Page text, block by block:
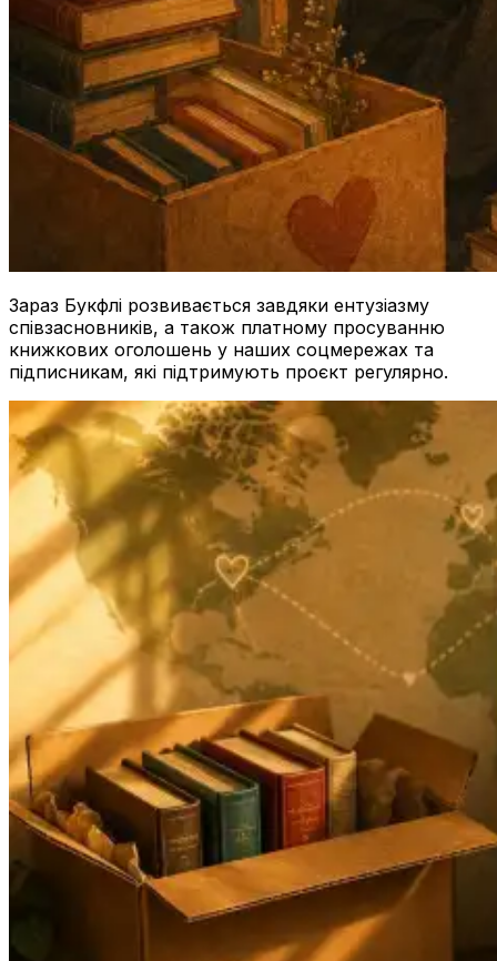
Зараз Букфлі розвивається завдяки ентузіазму
співзасновників, а також платному просуванню
книжкових оголошень у наших соцмережах та
підписникам, які підтримують проєкт регулярно.